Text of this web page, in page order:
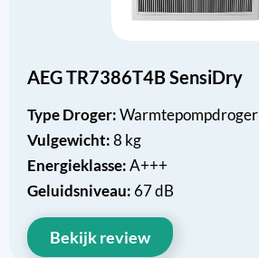
AEG TR7386T4B SensiDry
Type Droger:Warmtepompdroger
Vulgewicht:8 kg
Energieklasse:A+++
Geluidsniveau: 67 dB
Bekijk review